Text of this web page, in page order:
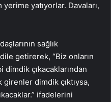
yatıyorlar. Davaları,
sağlık
getirerek, “Biz onların
dimdik çıkacaklarından
dimdik çıktıysa,
ifadelerini